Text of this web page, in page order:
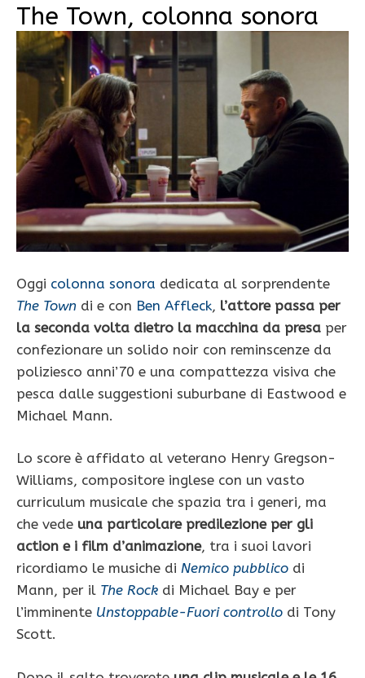
The Town, colonna sonora
Oggi colonna sonora dedicata al sorprendente
The Town di e con Ben Affleck, l’attore passa per
la seconda volta dietro la macchina da presa per
confezionare un solido noir con reminscenze da
poliziesco anni’70 e una compattezza visiva che
pesca dalle suggestioni suburbane di Eastwood e
Michael Mann.
Lo score è affidato al veterano Henry Gregson-
Williams, compositore inglese con un vasto
curriculum musicale che spazia tra i generi, ma
che vede una particolare predilezione per gli
action e i film d’animazione, tra i suoi lavori
ricordiamo le musiche di Nemico pubblico di
Mann, per il The Rock di Michael Bay e per
l’imminente Unstoppable-Fuori controllo di Tony
Scott.